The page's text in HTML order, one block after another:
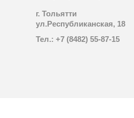
г. Тольятти
ул.Республиканская, 18
Тел.: +7 (8482) 55-87-15